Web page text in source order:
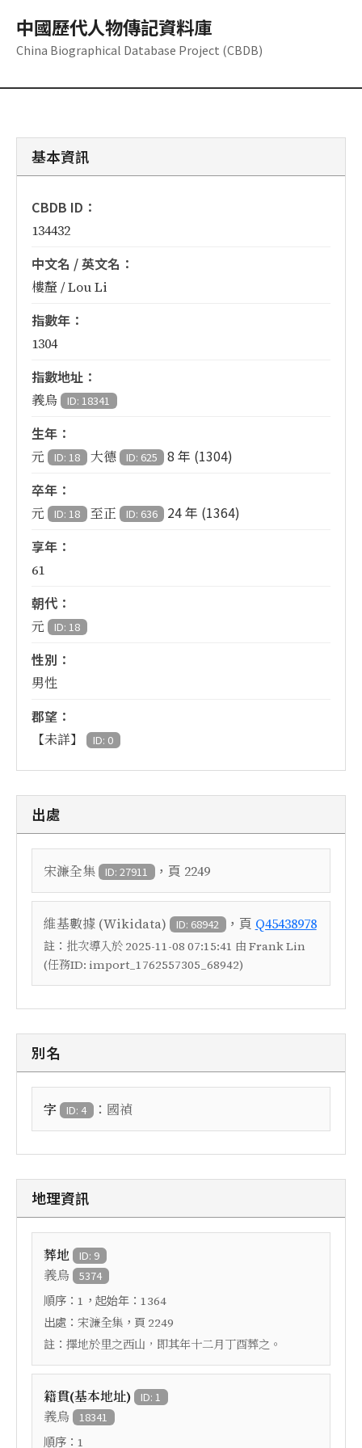
中國歷代人物傳記資料庫
China Biographical Database Project (CBDB)
基本資訊
CBDB ID：
134432
中文名 / 英文名：
樓釐 / Lou Li
指數年：
1304
指數地址：
義烏 ID: 18341
生年：
元 ID: 18 大德 ID: 625
8 年 (1304)
卒年：
元 ID: 18 至正 ID: 636
24 年 (1364)
享年：
61
朝代：
元 ID: 18
性別：
男性
郡望：
【未詳】 ID: 0
出處
宋濂全集 ID: 27911 ，頁 2249
維基數據 (Wikidata) ID: 68942 ，頁 Q45438978
註： 批次導入於 2025-11-08 07:15:41 由 Frank Lin
(任務ID: import_1762557305_68942)
別名
字 ID: 4 ： 國禎
地理資訊
葬地 ID: 9
義烏 5374
順序： 1 ，起始年： 1364
出處： 宋濂全集 ，頁 2249
註： 擇地於里之西山，即其年十二月丁酉葬之。
籍貫(基本地址) ID: 1
義烏 18341
順序： 1